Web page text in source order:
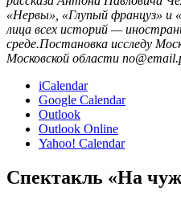
«Нервы», «Глупый француз»
лица всех историй —
среде.Постановка исследу
Московской области
iCalendar
Google Calendar
Outlook
Outlook Online
Yahoo! Calendar
Спектакль «На